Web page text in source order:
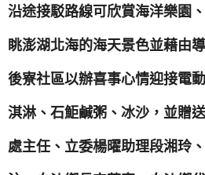
沿途接駁路線可欣賞海洋樂園
眺澎湖北海的海天景色並藉由
後寮社區以辦喜事心情迎接電
淇淋、石鮔鹹粥、冰沙，並贈
處主任、立委楊曜助理段湘玲